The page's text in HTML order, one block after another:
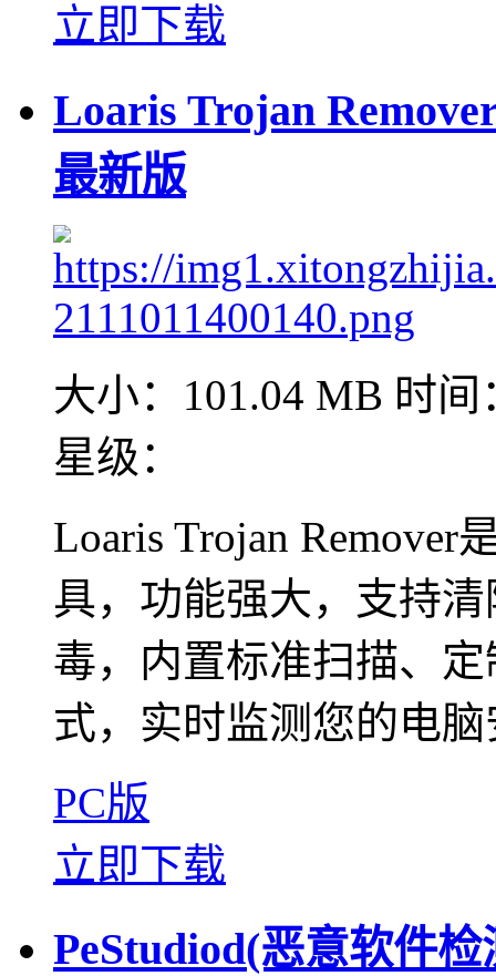
立即下载
Loaris Trojan
最新版
大小：101.04 MB 时间
星级：
Loaris Trojan
具，功能强大，支持
毒，内置标准扫描、
式，实时监测您的电
PC版
立即下载
PeStudiod(恶意软件